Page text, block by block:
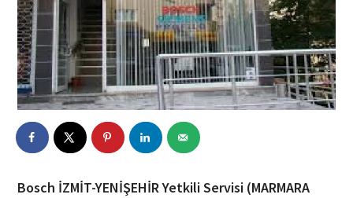
Bosch İZMİT-YENİŞEHİR Yetkili Servisi (MARMARA